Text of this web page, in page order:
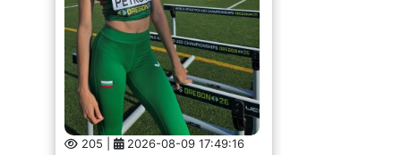
205 | 2026-08-09 17:49:16